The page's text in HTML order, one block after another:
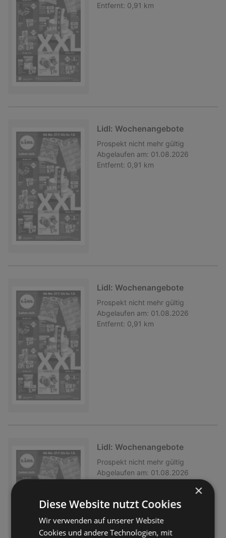
Entfernt: 0,91 km
Lidl: Wochenangebote
Prospekt nicht mehr gültig
Abgelaufen am: 01.08.2026
Entfernt: 0,91 km
Lidl: Wochenangebote
Prospekt nicht mehr gültig
Abgelaufen am: 01.08.2026
Entfernt: 0,91 km
Lidl: Wochenangebote
Prospekt nicht mehr gültig
Abgelaufen am: 01.08.2026
×
Diese Website nutzt Cookies
Wir verwenden auf unserer Website
Cookies und andere Technologien, mit